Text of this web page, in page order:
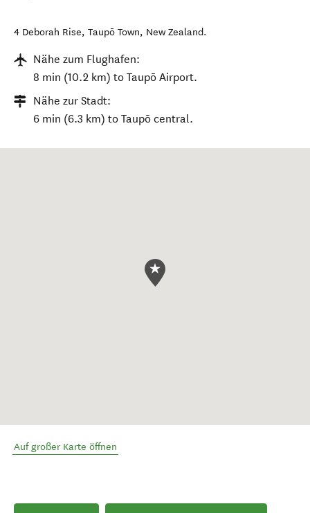
4 Deborah Rise, Taupō Town, New Zealand.
Nähe zum Flughafen:
8 min (10.2 km) to Taupō Airport.
Nähe zur Stadt:
6 min (6.3 km) to Taupō central.
Auf großer Karte öffnen